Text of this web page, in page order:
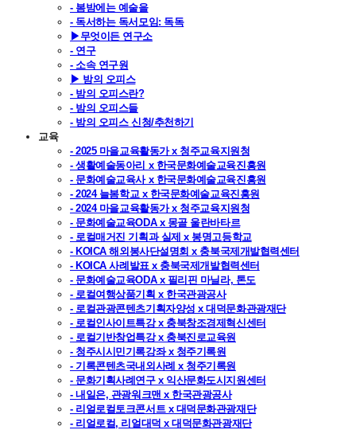
- 봄밤에는 예술을
- 독서하는 독서모임: 독독
▶무엇이든 연구소
- 연구
- 소속 연구원
▶ 밤의 오피스
- 밤의 오피스란?
- 밤의 오피스들
- 밤의 오피스 신청/추천하기
교육
- 2025 마을교육활동가 x 청주교육지원청
- 생활예술동아리 x 한국문화예술교육진흥원
- 문화예술교육사 x 한국문화예술교육진흥원
- 2024 늘봄학교 x 한국문화예술교육진흥원
- 2024 마을교육활동가 x 청주교육지원청
- 문화예술교육ODA x 몽골 울란바타르
- 로컬매거진 기획과 실제 x 봉명고등학교
- KOICA 해외봉사단설명회 x 충북국제개발협력센터
- KOICA 사례발표 x 충북국제개발협력센터
- 문화예술교육ODA x 필리핀 마닐라, 톤도
- 로컬여행상품기획 x 한국관광공사
- 로컬관광콘텐츠기획자양성 x 대덕문화관광재단
- 로컬인사이트특강 x 충북창조경제혁신센터
- 로컬기반창업특강 x 충북진로교육원
- 청주시시민기록강좌 x 청주기록원
- 기록콘텐츠국내외사례 x 청주기록원
- 문화기획사례연구 x 익산문화도시지원센터
- 내일은, 관광워크맨 x 한국관광공사
- 리얼로컬토크콘서트 x 대덕문화관광재단
- 리얼로컬, 리얼대덕 x 대덕문화관광재단